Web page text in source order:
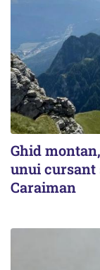
Ghid
unui
Caraiman